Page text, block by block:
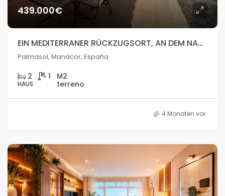
439.000€
EIN MEDITERRANER RÜCKZUGSORT, AN DEM NATUR, RUHE UND LEBENSSTIL MITEINANDER VERSCHMELZEN
Palmasol, Manacor, España
2 1
HAUS
4 Monaten vor